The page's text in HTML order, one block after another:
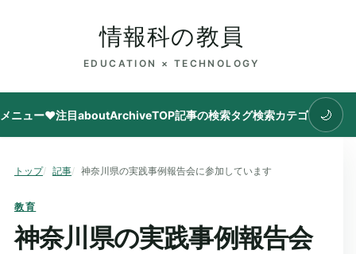
情報科の教員
EDUCATION × TECHNOLOGY
メニュー♥注目aboutArchiveTOP記事の検索タグ検索カテゴリ 🌙
トップ 記事 神奈川県の実践事例報告会に参加しています
教育
神奈川県の実践事例報告会